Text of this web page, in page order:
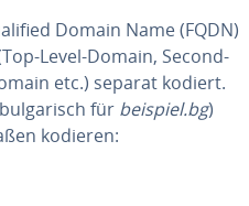
Domain Name (FQDN)
Level-Domain, Second-
etc.) separat kodiert.
für beispiel.bg)
kodieren: